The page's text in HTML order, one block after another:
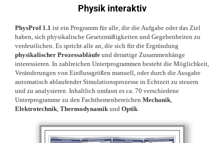
Physik interaktiv
PhysProf 1.1 ist ein Programm für alle, die die Aufgabe oder das Ziel
haben, sich physikalische Gesetzmäßigkeiten und Gegebenheiten zu
verdeutlichen. Es spricht alle an, die sich für die Ergründung
physikalischer Prozessabläufe und derartige Zusammenhänge
interessieren. In zahlreichen Unterprogrammen besteht die Möglichkeit,
Veränderungen von Einflussgrößen manuell, oder durch die Ausgabe
automatisch ablaufender Simulationsprozesse in Echtzeit zu steuern
und zu analysieren. Inhaltlich umfasst es ca. 70 verschiedene
Unterprogramme zu den Fachthemenbereichen Mechanik,
Elektrotechnik, Thermodynamik und Optik.